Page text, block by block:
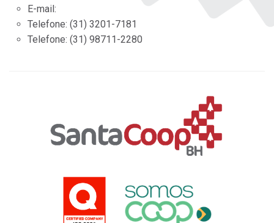
E-mail:
Telefone: (31) 3201-7181
Telefone: (31) 98711-2280